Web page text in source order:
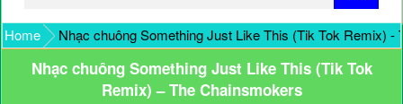
Home Nhạc chuông Something Just Like This (Tik Tok Remix) -
Nhạc chuông Something Just Like This (Tik Tok
Remix) – The Chainsmokers